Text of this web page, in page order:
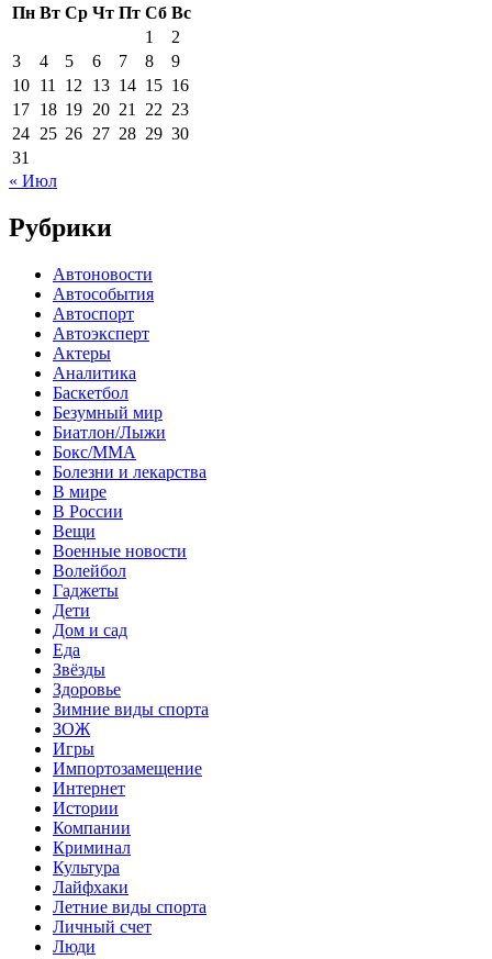
Пн Вт Ср Чт Пт Сб Вс
1
2
3
4 5 6 7 8
9
10 11 12 13 14 15 16
17 18 19 20 21 22 23
24 25 26 27 28 29 30
31
« Июл
Рубрики
Автоновости
Автособытия
Автоспорт
Автоэксперт
Актеры
Аналитика
Баскетбол
Безумный мир
Биатлон/Лыжи
Бокс/MMA
Болезни и лекарства
В мире
В России
Вещи
Военные новости
Волейбол
Гаджеты
Дети
Дом и сад
Еда
Звёзды
Здоровье
Зимние виды спорта
ЗОЖ
Игры
Импортозамещение
Интернет
Истории
Компании
Криминал
Культура
Лайфхаки
Летние виды спорта
Личный счет
Люди